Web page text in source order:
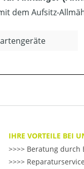
dem Aufsitz-
IHRE VORTEILE BEI
>> Beratung durch
>> Reparaturservice